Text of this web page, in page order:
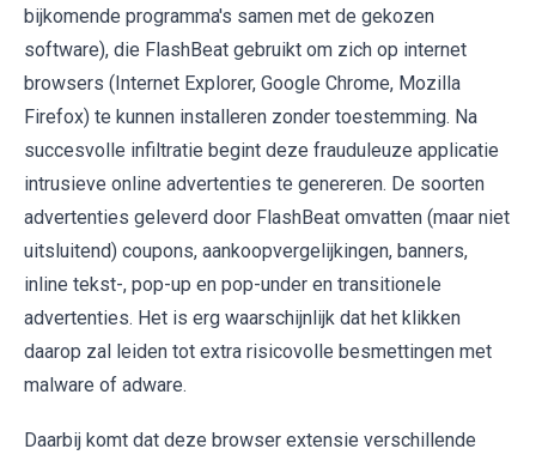
bijkomende programma's samen met de gekozen
software), die FlashBeat gebruikt om zich op internet
browsers (Internet Explorer, Google Chrome, Mozilla
Firefox) te kunnen installeren zonder toestemming. Na
succesvolle infiltratie begint deze frauduleuze applicatie
intrusieve online advertenties te genereren. De soorten
advertenties geleverd door FlashBeat omvatten (maar niet
uitsluitend) coupons, aankoopvergelijkingen, banners,
inline tekst-, pop-up en pop-under en transitionele
advertenties. Het is erg waarschijnlijk dat het klikken
daarop zal leiden tot extra risicovolle besmettingen met
malware of adware.
Daarbij komt dat deze browser extensie verschillende